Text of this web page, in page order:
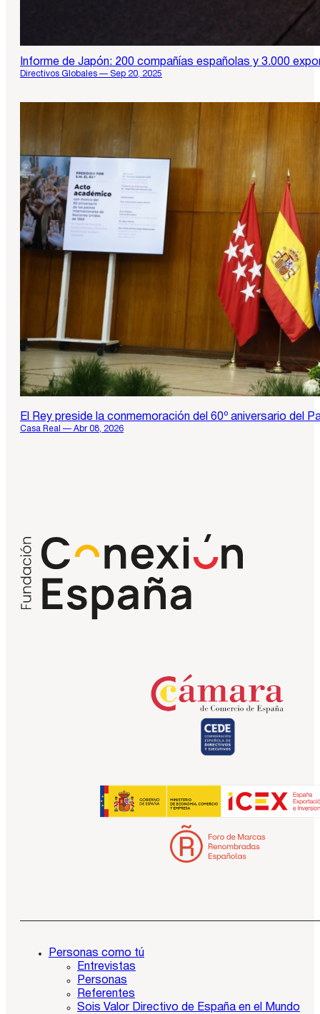
Informe de Japón: 200 compañías españolas y 3.000
Directivos Globales — Sep 20, 2025
El Rey preside la conmemoración del 60º aniversario
Casa Real — Abr 08, 2026
Personas como tú
Entrevistas
Personas
Referentes
Sois Valor Directivo de España en el Mundo